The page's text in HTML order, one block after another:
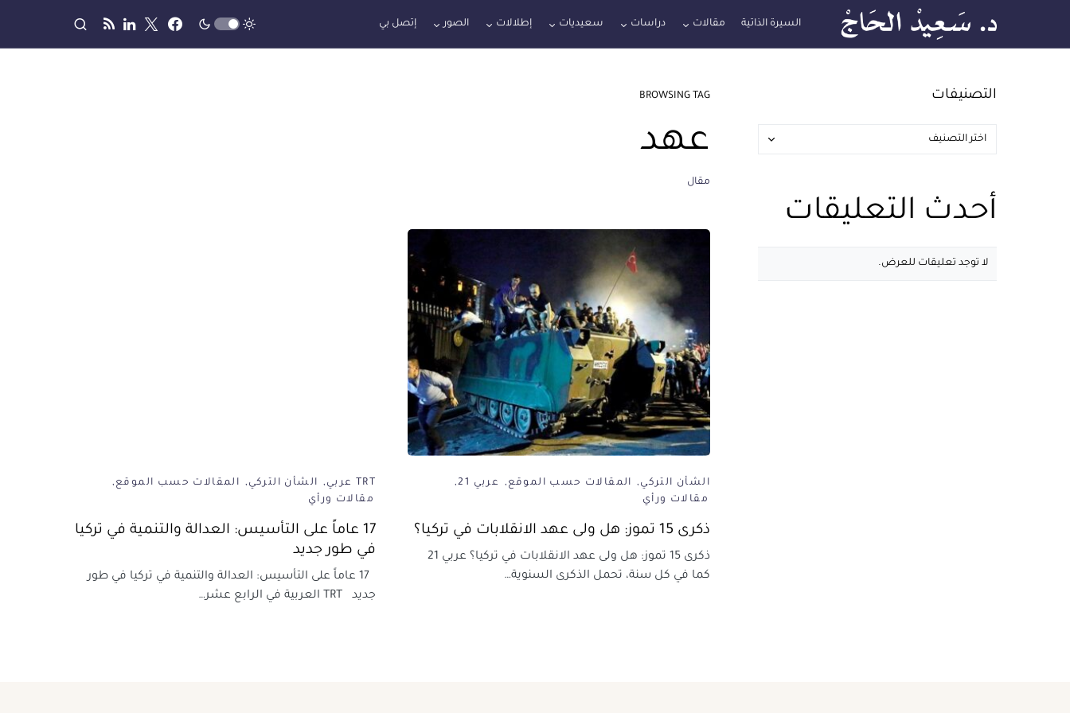
السيرة الذاتية مقالات دراسات سعيديات إطلالات الصور إتصل بي
BROWSING TAG
عهد
مقال
الشأن التركي المقالات حسب الموقع
عربي 21
مقالات ورأي
ذكرى 15 تموز: هل ولى عهد الانقلابات في تركيا؟
ذكرى 15 تموز: هل ولى عهد الانقلابات في تركيا؟ عربي 21
كما في كل سنة، تحمل الذكرى السنوية…
TRT عربي الشأن التركي
المقالات حسب الموقع
مقالات ورأي
17 عاماً على التأسيس: العدالة والتنمية في تركيا
في طور جديد
17 عاماً على التأسيس: العدالة والتنمية في تركيا في طور
جديد TRT العربية في الرابع عشر…
التصنيفات
أحدث التعليقات
لا توجد تعليقات للعرض.